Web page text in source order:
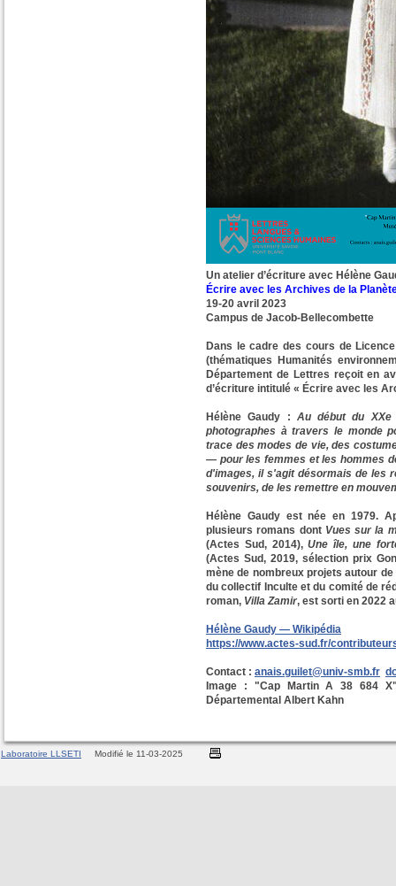
Un atelier d’écriture avec Hélène
Écrire avec les Archives de la
19-20 avril 2023
Campus de Jacob-Bellecombette
Dans le cadre des cours de
(thématiques Humanités
Département de Lettres reçoit en
d’écriture intitulé « Écrire avec les
Hélène Gaudy : Au début du
photographes à travers le monde
trace des modes de vie, des
— pour les femmes et les hommes
d'images, il s'agit désormais de les
souvenirs, de les remettre en
Hélène Gaudy est née en 1979.
plusieurs romans dont Vues sur la
(Actes Sud, 2014),Une île, une
(Actes Sud, 2019, sélection prix
mène de nombreux projets autour de
du collectif Inculte et du comité de
roman, Villa Zamir, est sorti en 2022
Hélène Gaudy — Wikipédia
https://www.actes-sud.fr/
Contact : anais.guilet@univ-smb.fr
Image : "Cap Martin A 38 684
Départemental Albert Kahn
Laboratoire LLSETI Modifié le 11-03-2025